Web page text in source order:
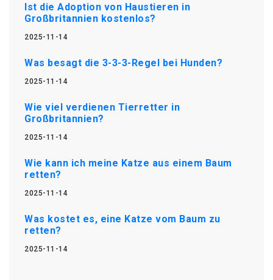
Ist die Adoption von Haustieren in
Großbritannien kostenlos?
2025-11-14
Was besagt die 3-3-3-Regel bei Hunden?
2025-11-14
Wie viel verdienen Tierretter in
Großbritannien?
2025-11-14
Wie kann ich meine Katze aus einem Baum
retten?
2025-11-14
Was kostet es, eine Katze vom Baum zu
retten?
2025-11-14